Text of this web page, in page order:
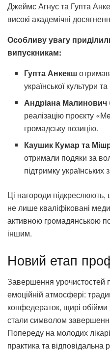
Джеймс Агнус та Гупта
високі академічні
Особливу увагу
випускникам:
Гупта Анкекш
української культури
Андріана Малинович
реалізацію проєкту
громадську позицію.
Каушик Кумар та
отримали подяки за
підтримку українських
Ці нагороди
не лише кваліфіковані
активною громадянською
іншим.
Новий етап
Завершення урочистостей
емоційній атмосфері:
конфедераток, щирі обійми
стали символом
Попереду на молодих
практика та